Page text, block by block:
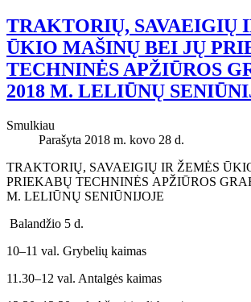
TRAKTORIŲ, SAVAEIGIŲ
ŪKIO MAŠINŲ BEI JŲ
TECHNINĖS APŽIŪROS
2018 M. LELIŪNŲ
Smulkiau
Parašyta 2018 m. kovo 28 d.
TRAKTORIŲ, SAVAEIGIŲ IR ŽEMĖS
PRIEKABŲ TECHNINĖS APŽIŪROS
M. LELIŪNŲ SENIŪNIJOJE
Balandžio 5 d.
10–11 val. Grybelių kaimas
11.30–12 val. Antalgės kaimas